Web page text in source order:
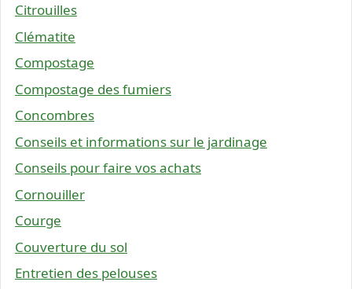
Citrouilles
Clématite
Compostage
Compostage des fumiers
Concombres
Conseils et informations sur le jardinage
Conseils pour faire vos achats
Cornouiller
Courge
Couverture du sol
Entretien des pelouses